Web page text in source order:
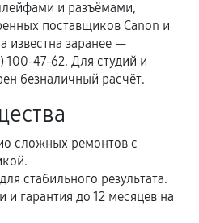
или вмешательство
гарантийного
это не указано в
и разъёмами,
поставщиков Canon и
известна заранее —
47-62. Для студий и
безналичный расчёт.
сложных ремонтов с
стабильного результата.
гарантия до 12 месяцев на